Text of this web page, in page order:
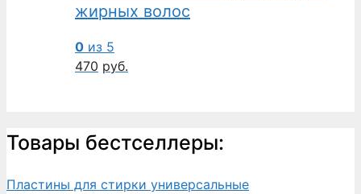
жирных волос
0 из 5
470 руб.
Товары бестселлеры:
Пластины для стирки универсальные